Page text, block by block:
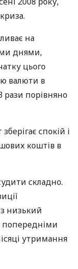
на
днями,
цього
валюти в
рази порівняно
спокій і
коштів в
складно.
низький
попередніми
утримання